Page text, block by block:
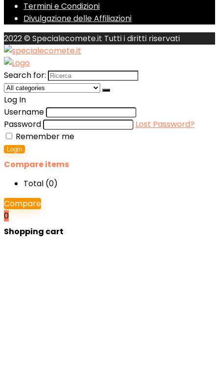
Termini e Condizioni
Divulgazione delle Affiliazioni
2022 © Specialecomete.it Tutti i diritti riservati
Search for:
Log In
Username
Password
Lost Password?
Remember me
Login
Compare items
Total (0)
Compare
0
Shopping cart